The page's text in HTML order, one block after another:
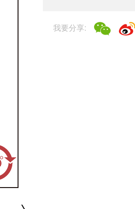
我要分享: